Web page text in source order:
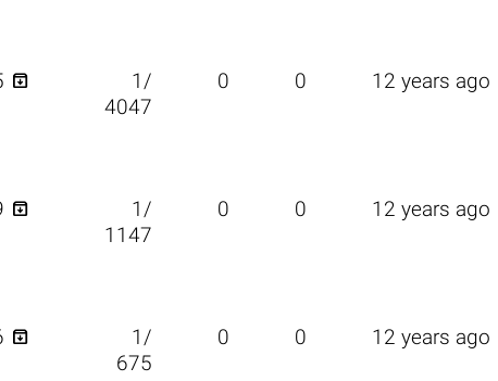

1/
4047
0 0 12 years ago

1/
1147
0 0 12 years ago

1/
675
0 0 12 years ago